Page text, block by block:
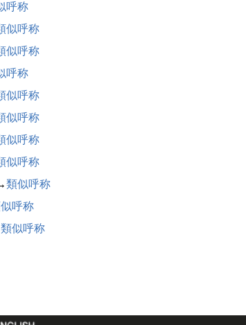
呼称
似呼称
似呼称
呼称
似呼称
似呼称
似呼称
似呼称
類似呼称
呼称
類似呼称